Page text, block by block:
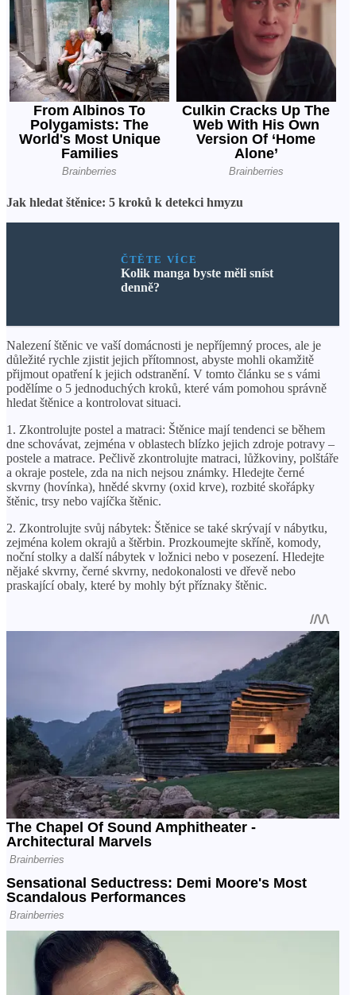
Jak hledat štěnice: 5 kroků k detekci hmyzu
ČTĚTE VÍCE
Kolik manga byste měli sníst
denně?
Nalezení štěnic ve vaší domácnosti je nepříjemný proces, ale je
důležité rychle zjistit jejich přítomnost, abyste mohli okamžitě
přijmout opatření k jejich odstranění. V tomto článku se s vámi
podělíme o 5 jednoduchých kroků, které vám pomohou správně
hledat štěnice a kontrolovat situaci.
1. Zkontrolujte postel a matraci: Štěnice mají tendenci se během
dne schovávat, zejména v oblastech blízko jejich zdroje potravy –
postele a matrace. Pečlivě zkontrolujte matraci, lůžkoviny, polštáře
a okraje postele, zda na nich nejsou známky. Hledejte černé
skvrny (hovínka), hnědé skvrny (oxid krve), rozbité skořápky
štěnic, trsy nebo vajíčka štěnic.
2. Zkontrolujte svůj nábytek: Štěnice se také skrývají v nábytku,
zejména kolem okrajů a štěrbin. Prozkoumejte skříně, komody,
noční stolky a další nábytek v ložnici nebo v posezení. Hledejte
nějaké skvrny, černé skvrny, nedokonalosti ve dřevě nebo
praskající obaly, které by mohly být příznaky štěnic.